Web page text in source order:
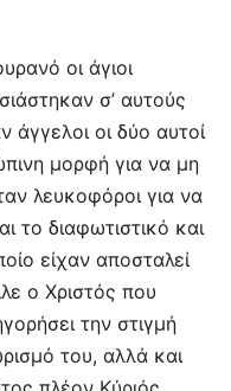
οι άγιοι
σ’ αυτούς
άγγελοι οι δύο αυτοί
μορφή για να μη
λευκοφόροι για να
το διαφωτιστικό και
είχαν αποσταλεί
ο Χριστός που
την στιγμή
του, αλλά και